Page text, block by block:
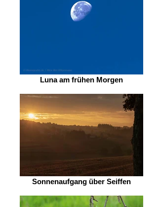
Luna am frühen Morgen
Sonnenaufgang über Seiffen